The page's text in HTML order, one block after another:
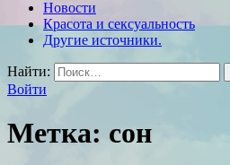
Новости
Красота и сексуальность
Другие источники.
Найти:
Войти
Метка: сон